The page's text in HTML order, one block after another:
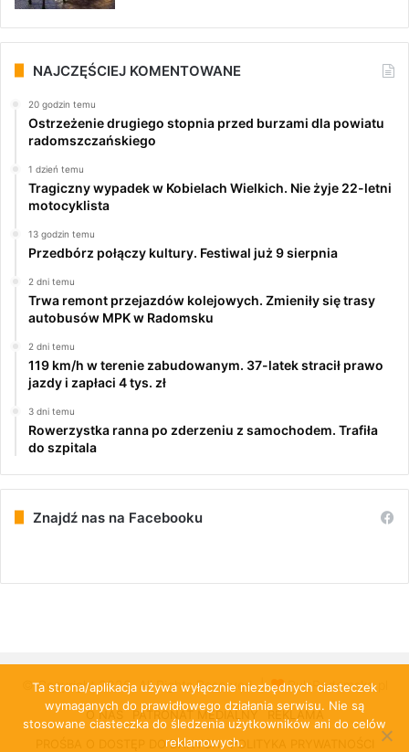
NAJCZĘŚCIEJ KOMENTOWANE
20 godzin temu
Ostrzeżenie drugiego stopnia przed burzami dla powiatu
radomszczańskiego
1 dzień temu
Tragiczny wypadek w Kobielach Wielkich. Nie żyje 22-letni
motocyklista
13 godzin temu
Przedbórz połączy kultury. Festiwal już 9 sierpnia
2 dni temu
Trwa remont przejazdów kolejowych. Zmieniły się trasy
autobusów MPK w Radomsku
2 dni temu
119 km/h w terenie zabudowanym. 37-latek stracił prawo
jazdy i zapłaci 4 tys. zł
3 dni temu
Rowerzystka ranna po zderzeniu z samochodem. Trafiła
do szpitala
Znajdź nas na Facebooku
© Copyright 2026, All Rights Reserved | PulsRadomska.pl
O NAS PATRONAT MEDIALNY
REKLAMA
PROŚBA O DOSTĘP DO DANYCH
POLITYKA PRYWATNOŚCI
Ta strona/aplikacja używa wyłącznie niezbędnych ciasteczek
wymaganych do prawidłowego działania serwisu. Nie są
stosowane ciasteczka do śledzenia użytkowników ani do celów
reklamowych.